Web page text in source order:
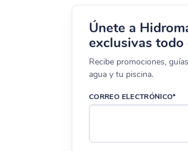
Únete a
exclusivas todo
Recibe promociones,
agua y tu piscina.
CORREO ELECTRÓNICO*